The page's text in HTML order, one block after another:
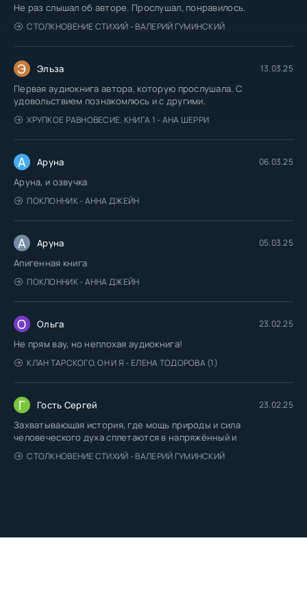
Не раз слышал об авторе. Прослушал, понравилось.
СТОЛКНОВЕНИЕ СТИХИЙ - ВАЛЕРИЙ ГУМИНСКИЙ
Э Эльза 13.03.25
Первая аудиокнига автора, которую прослушала. С
удовольствием познакомлюсь и с другими.
ХРУПКОЕ РАВНОВЕСИЕ. КНИГА 1 - АНА ШЕРРИ
А Аруна 06.03.25
Аруна, и озвучка
ПОКЛОННИК - АННА ДЖЕЙН
А Аруна 05.03.25
Апигенная книга
ПОКЛОННИК - АННА ДЖЕЙН
О Ольга 23.02.25
Не прям вау, но неплохая аудиокнига!
КЛАН ТАРСКОГО. ОН И Я - ЕЛЕНА ТОДОРОВА (1)
Г Гость Сергей 23.02.25
Захватывающая история, где мощь природы и сила
человеческого духа сплетаются в напряжённый и
СТОЛКНОВЕНИЕ СТИХИЙ - ВАЛЕРИЙ ГУМИНСКИЙ